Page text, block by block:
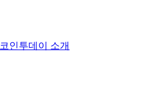
코인투데이 소개